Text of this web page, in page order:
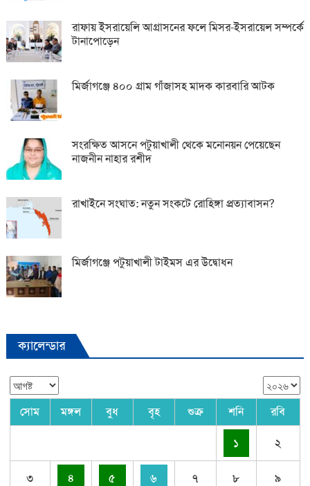
রাফায় ইসরায়েলি আগ্রাসনের ফলে মিসর-ইসরায়েল সম্পর্কে
টানাপোড়েন
মির্জাগঞ্জে ৪০০ গ্রাম গাঁজাসহ মাদক কারবারি আটক
সংরক্ষিত আসনে পটুয়াখালী থেকে মনোনয়ন পেয়েছেন
নাজনীন নাহার রশীদ
রাখাইনে সংঘাত: নতুন সংকটে রোহিঙ্গা প্রত্যাবাসন?
মির্জাগঞ্জে পটুয়াখালী টাইমস এর উদ্বোধন
ক্যালেন্ডার
সোম মঙ্গল বুধ বৃহ শুক্র শনি রবি
১ ২
৩ ৪ ৫ ৬ ৭ ৮ ৯